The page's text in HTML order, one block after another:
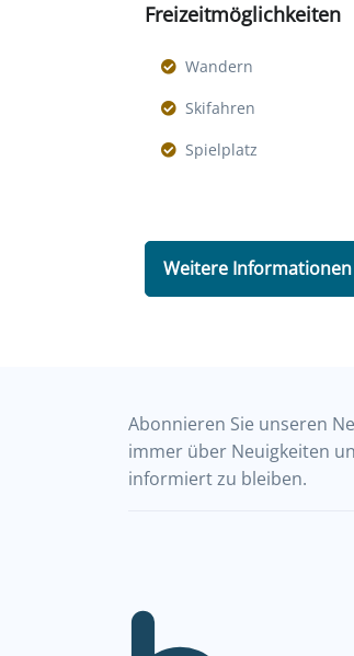
Freizeitmöglichkeiten
Wandern
Skifahren
Spielplatz
Weitere
Abonnieren Sie unseren
immer über Neuigkeiten
informiert zu bleiben.